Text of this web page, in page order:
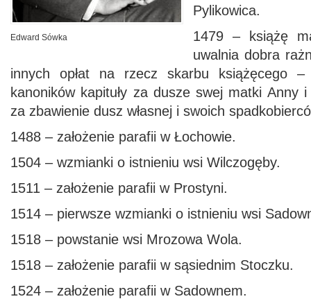
Edward Sówka
Pylikowica.
1479 – książę
uwalnia dobra
innych opłat na rzecz skarbu książęcego
kanoników kapituły za dusze swej matki Anny
za zbawienie dusz własnej i swoich
1488 – założenie parafii w Łochowie.
1504 – wzmianki o istnieniu wsi Wilczogęby.
1511 – założenie parafii w Prostyni.
1514 – pierwsze wzmianki o istnieniu wsi
1518 – powstanie wsi Mrozowa Wola.
1518 – założenie parafii w sąsiednim Stoczku.
1524 – założenie parafii w Sadownem.